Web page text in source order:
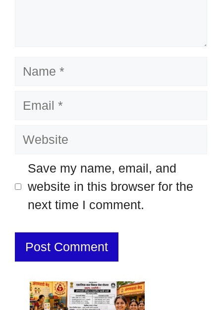
Name
Email
Website
Save my name, email, and
website in this browser for the
next time I comment.